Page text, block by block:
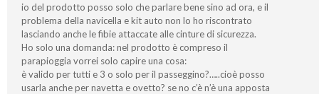
io del prodotto posso solo che parlare bene sino ad ora, e il
problema della navicella e kit auto non lo ho riscontrato
lasciando anche le fibie attaccate alle cinture di sicurezza.
Ho solo una domanda: nel prodotto è compreso il
parapioggia vorrei solo capire una cosa:
è valido per tutti e 3 o solo per il passeggino?…..cioè posso
usarla anche per navetta e ovetto? se no c’è n’è una apposta